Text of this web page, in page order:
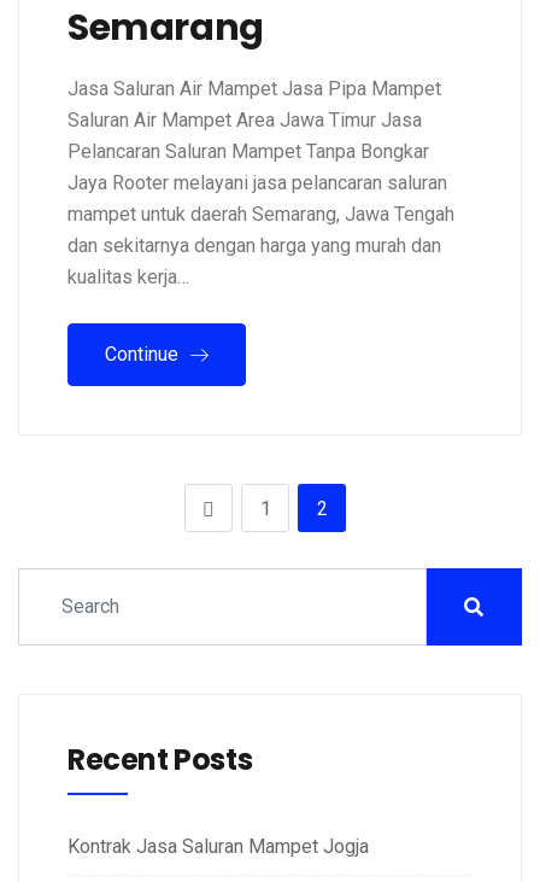
Semarang
Jasa Saluran Air Mampet Jasa Pipa Mampet
Saluran Air Mampet Area Jawa Timur Jasa
Pelancaran Saluran Mampet Tanpa Bongkar
Jaya Rooter melayani jasa pelancaran saluran
mampet untuk daerah Semarang, Jawa Tengah
dan sekitarnya dengan harga yang murah dan
kualitas kerja…
Continue
1 2
Recent Posts
Kontrak Jasa Saluran Mampet Jogja